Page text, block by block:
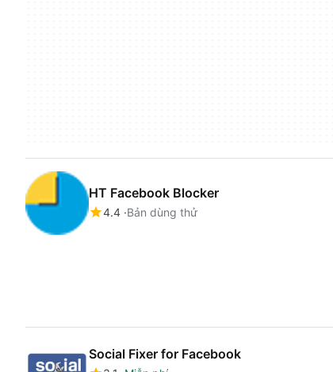
HT Facebook Blocker
4.4 Bản dùng thử
Social Fixer for Facebook